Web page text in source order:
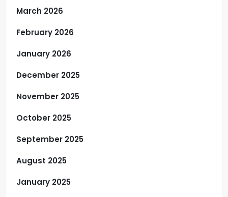
March 2026
February 2026
January 2026
December 2025
November 2025
October 2025
September 2025
August 2025
January 2025